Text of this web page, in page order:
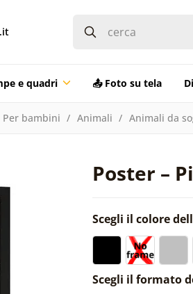
e quadri 📤 Foto su tela
Per bambini Animali Animali da
Poster –
Scegli il colore
Scegli il formato